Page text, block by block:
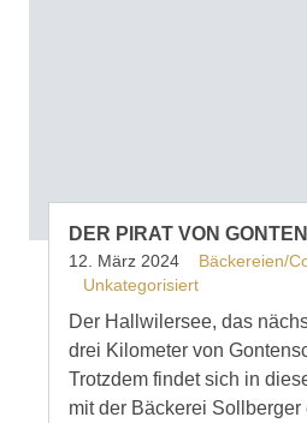
DER PIRAT VON
12. März 2024
Bäckereien/
Unkategorisiert
Der Hallwilersee, das
drei Kilometer von
Trotzdem findet sich in
mit der Bäckerei Sollberger